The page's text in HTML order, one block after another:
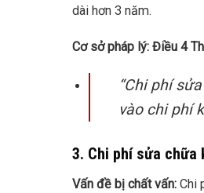
dài hơn 3 năm.
Cơ sở pháp lý: Điều 4
“Chi phí
vào chi phí
3. Chi phí sửa chữa
Vấn đề bị chất vấn: Chi